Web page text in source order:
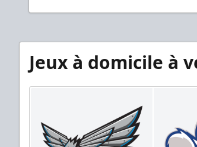
Jeux à domicile à